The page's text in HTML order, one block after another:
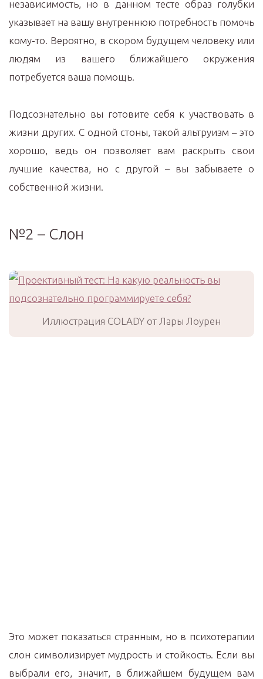
независимость, но в данном тесте образ голубки
указывает на вашу внутреннюю потребность помочь
кому-то. Вероятно, в скором будущем человеку или
людям из вашего ближайшего окружения
потребуется ваша помощь.
Подсознательно вы готовите себя к участвовать в
жизни других. С одной стоны, такой альтруизм – это
хорошо, ведь он позволяет вам раскрыть свои
лучшие качества, но с другой – вы забываете о
собственной жизни.
№2 – Слон
Иллюстрация COLADY от Лары Лоурен
Это может показаться странным, но в психотерапии
слон символизирует мудрость и стойкость. Если вы
выбрали его, значит, в ближайшем будущем вам